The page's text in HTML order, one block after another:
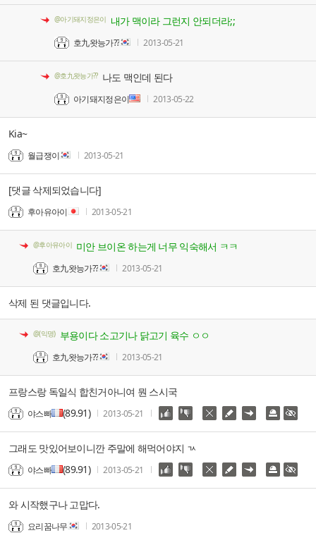
@아기돼지정은이 내가 맥이라 그런지 안되더라;;
호九왓능가?? 2013-05-21
@호九왓능가?? 나도 맥인데 된다
아기돼지정은이 2013-05-22
Kia~
월급쟁이 2013-05-21
[댓글 삭제되었습니다]
후아유아이 2013-05-21
@후아유아이 미안 브이온 하는게 너무 익숙해서 ㅋㅋ
호九왓능가?? 2013-05-21
삭제 된 댓글입니다.
@(익명) 부용이다 소고기나 닭고기 육수 ㅇㅇ
호九왓능가?? 2013-05-21
프랑스랑 독일식 합친거아니여 뭔 스시국
야스빠 (89.91) 2013-05-21
그래도 맛있어보이니깐 주말에 해먹어야지 ㄳ
야스빠 (89.91) 2013-05-21
와 시작했구나 고맙다.
요리꿈나무 2013-05-21